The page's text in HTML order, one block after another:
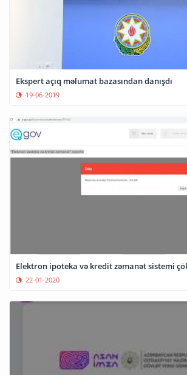
Ekspert açıq məlumat bazasından danışdı
19-06-2019
Elektron ipoteka və kredit zəmanət sistemi
22-01-2020